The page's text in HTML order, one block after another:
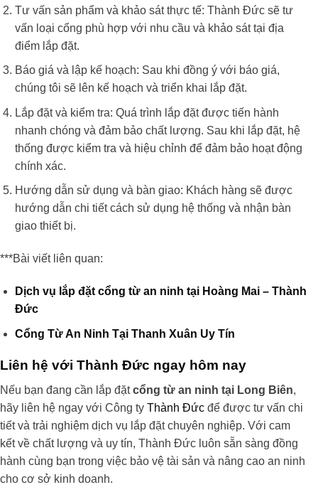
Tư vấn sản phẩm và khảo sát thực tế: Thành Đức sẽ tư
vấn loại cổng phù hợp với nhu cầu và khảo sát tại địa
điểm lắp đặt.
Báo giá và lập kế hoạch: Sau khi đồng ý với báo giá,
chúng tôi sẽ lên kế hoạch và triển khai lắp đặt.
Lắp đặt và kiểm tra: Quá trình lắp đặt được tiến hành
nhanh chóng và đảm bảo chất lượng. Sau khi lắp đặt, hệ
thống được kiểm tra và hiệu chỉnh để đảm bảo hoạt động
chính xác.
Hướng dẫn sử dụng và bàn giao: Khách hàng sẽ được
hướng dẫn chi tiết cách sử dụng hệ thống và nhận bàn
giao thiết bị.
***Bài viết liên quan:
Dịch vụ lắp đặt cổng từ an ninh tại Hoàng Mai – Thành
Đức
Cổng Từ An Ninh Tại Thanh Xuân Uy Tín
Liên hệ với Thành Đức ngay hôm nay
Nếu bạn đang cần lắp đặtcổng từ an ninh tại Long Biên,
hãy liên hệ ngay với Công ty Thành Đức để được tư vấn chi
tiết và trải nghiệm dịch vụ lắp đặt chuyên nghiệp. Với cam
kết về chất lượng và uy tín, Thành Đức luôn sẵn sàng đồng
hành cùng bạn trong việc bảo vệ tài sản và nâng cao an ninh
cho cơ sở kinh doanh.